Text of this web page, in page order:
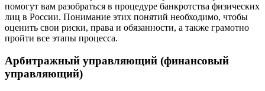
помогут вам разобраться в процедуре банкротства физических
лиц в России. Понимание этих понятий необходимо, чтобы
оценить свои риски, права и обязанности, а также грамотно
пройти все этапы процесса.
Арбитражный управляющий (финансовый
управляющий)